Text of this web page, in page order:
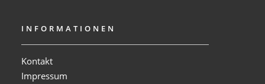
INFORMATIONEN
Kontakt
Impressum